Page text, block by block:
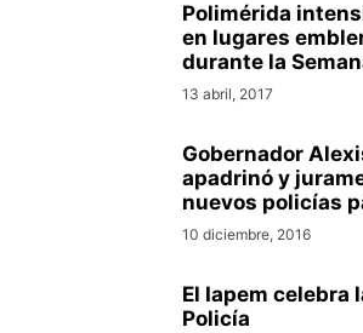
Polimérida
en lugares
durante la
13 abril, 2017
Gobernador
apadrinó y
nuevos policías
10 diciembre, 2016
El Iapem celebra
Policía